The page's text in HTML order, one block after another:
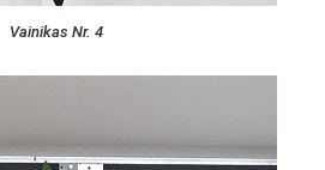
Vainikas Nr. 4